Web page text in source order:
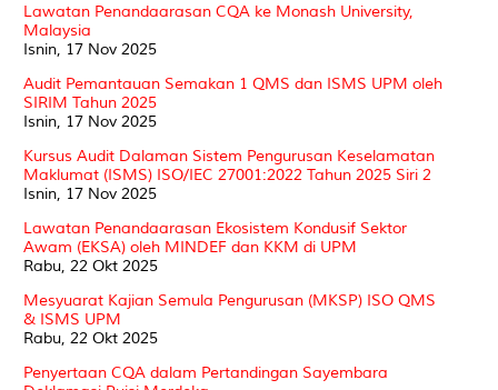
Lawatan Penandaarasan CQA ke Monash University,
Malaysia
Isnin, 17 Nov 2025
Audit Pemantauan Semakan 1 QMS dan ISMS UPM oleh
SIRIM Tahun 2025
Isnin, 17 Nov 2025
Kursus Audit Dalaman Sistem Pengurusan Keselamatan
Maklumat (ISMS) ISO/IEC 27001:2022 Tahun 2025 Siri 2
Isnin, 17 Nov 2025
Lawatan Penandaarasan Ekosistem Kondusif Sektor
Awam (EKSA) oleh MINDEF dan KKM di UPM
Rabu, 22 Okt 2025
Mesyuarat Kajian Semula Pengurusan (MKSP) ISO QMS
& ISMS UPM
Rabu, 22 Okt 2025
Penyertaan CQA dalam Pertandingan Sayembara